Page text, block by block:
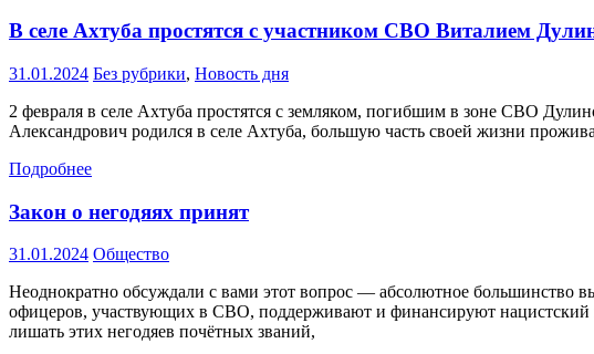
В селе Ахтуба простятся с участником СВО Виталием
31.01.2024 Без рубрики, Новость дня
2 февраля в селе Ахтуба простятся с земляком, погибшим в зоне СВО
Александрович родился в селе Ахтуба, большую часть своей жизни
Подробнее
Закон о негодяях принят
31.01.2024 Общество
Неоднократно обсуждали с вами этот вопрос — абсолютное большинство
офицеров, участвующих в СВО, поддерживают и финансируют нацистский
лишать этих негодяев почётных званий,